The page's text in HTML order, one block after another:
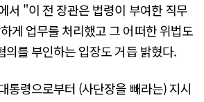
서 "이 전 장관은 법령이 부여한 직무
게 업무를 처리했고 그 어떠한 위법도
를 부인하는 입장도 거듭 밝혔다.
통령으로부터 (사단장을 빼라는) 지시